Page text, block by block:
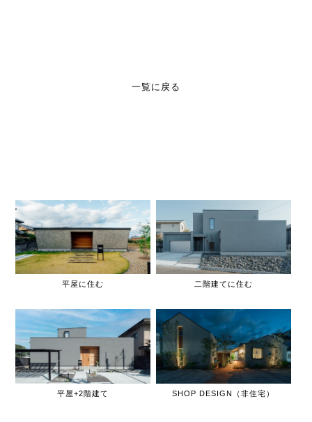
一覧に戻る
平屋に住む 二階建てに住む
平屋+2階建て SHOP DESIGN（非住宅）